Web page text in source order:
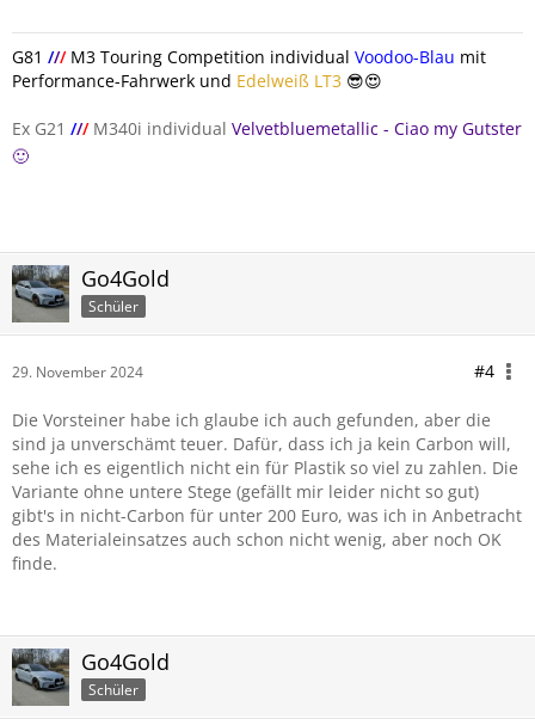
G81 ///M3 Touring Competition individual Voodoo-Blau mit
Performance-Fahrwerk und Edelweiß LT3 😎😍
Ex G21 /// M340i individual Velvetbluemetallic - Ciao my Gutster
🙂
Go4Gold
Schüler
29. November 2024 #4
Die Vorsteiner habe ich glaube ich auch gefunden, aber die
sind ja unverschämt teuer. Dafür, dass ich ja kein Carbon will,
sehe ich es eigentlich nicht ein für Plastik so viel zu zahlen. Die
Variante ohne untere Stege (gefällt mir leider nicht so gut)
gibt's in nicht-Carbon für unter 200 Euro, was ich in Anbetracht
des Materialeinsatzes auch schon nicht wenig, aber noch OK
finde.
Go4Gold
Schüler